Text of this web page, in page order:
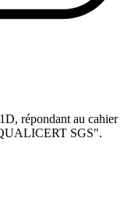
répondant au cahier
SGS".